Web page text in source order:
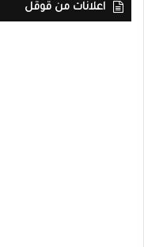
اعلانات من قوقل